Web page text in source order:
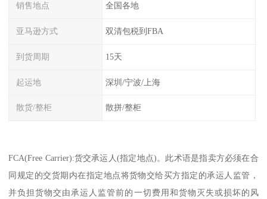
销售地点 全国各地
亚马逊方式 双清包税到FBA
到货周期 15天
起运地 深圳/宁波/上海
散货/整柜 散拼/整柜
FCA(Free Carrier):货交承运人(指定地点)。此术语是指卖方必须在合
同规定的交货期内在指定地点将货物交给买方指定的承运人监管，
并负担货物交由承运人监管前的一切费用和货物灭失或损坏的风